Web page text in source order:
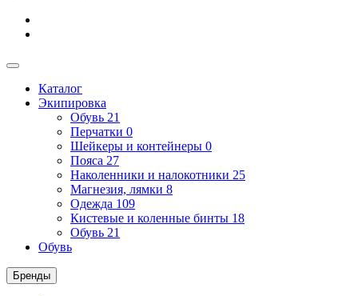
Каталог
Экипировка
Обувь 21
Перчатки 0
Шейкеры и контейнеры 0
Пояса 27
Наколенники и налокотники 25
Магнезия, лямки 8
Одежда 109
Кистевые и коленные бинты 18
Обувь 21
Обувь
Бренды